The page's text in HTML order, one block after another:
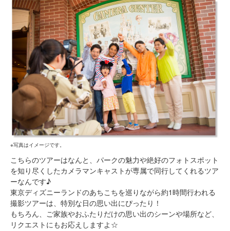
※写真はイメージです。
こちらのツアーはなんと、パークの魅力や絶好のフォトスポット
を知り尽くしたカメラマンキャストが専属で同行してくれるツア
ーなんです♪
東京ディズニーランドのあちこちを巡りながら約1時間行われる
撮影ツアーは、特別な日の思い出にぴったり！
もちろん、ご家族やおふたりだけの思い出のシーンや場所など、
リクエストにもお応えしますよ☆